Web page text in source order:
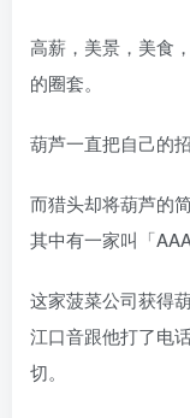
高薪，美景，美食
的圈套。
葫芦一直把自己的
而猎头却将葫芦的
其中有一家叫「
这家菠菜公司获得
江口音跟他打了电
切。